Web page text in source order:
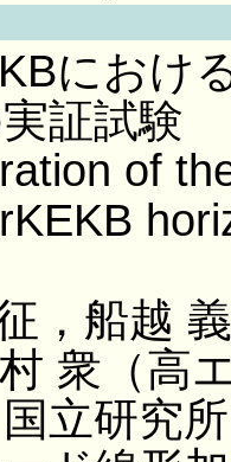
におけ
証試験
of
，船越
衆（高
立研究